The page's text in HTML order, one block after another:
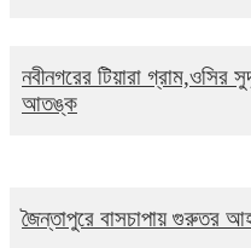
নবীনগরের টিয়ারা গ্রাম,ওসির
আতঙ্ক
জৈন্তাপুরে বাসচাপায়